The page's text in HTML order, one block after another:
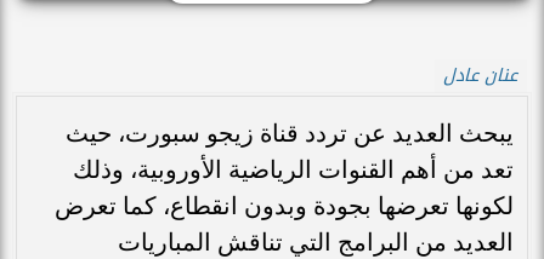
عنان عادل
يبحث العديد عن تردد قناة زيجو سبورت، حيث
تعد من أهم القنوات الرياضية الأوروبية، وذلك
لكونها تعرضها بجودة وبدون انقطاع، كما تعرض
العديد من البرامج التي تناقش المباريات